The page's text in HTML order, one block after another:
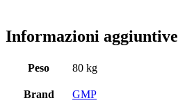
Informazioni aggiuntive
Peso 80 kg
Brand GMP